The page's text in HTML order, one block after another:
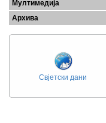
Мултимедија
Архива
Свјетски дани